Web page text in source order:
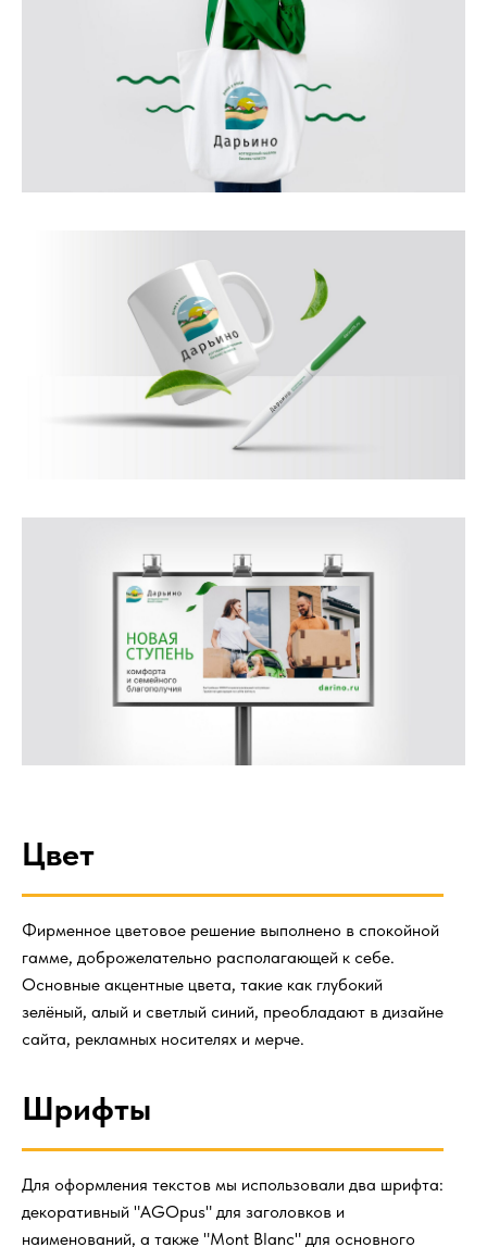
Цвет
Фирменное цветовое решение выполнено в спокойной
гамме, доброжелательно располагающей к себе.
Основные акцентные цвета, такие как глубокий
зелёный, алый и светлый синий, преобладают в дизайне
сайта, рекламных носителях и мерче.
Шрифты
Для оформления текстов мы использовали два шрифта:
декоративный "AGOpus" для заголовков и
наименований, а также "Mont Blanc" для основного